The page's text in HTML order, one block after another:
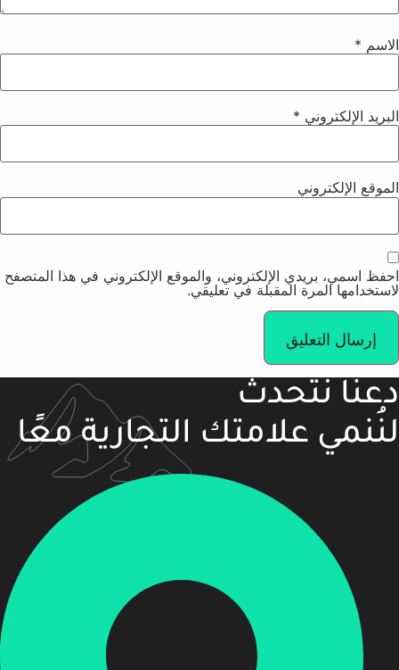
الاسم *
البريد الإلكتروني *
الموقع الإلكتروني
احفظ اسمي، بريدي الإلكتروني، والموقع الإلكتروني في هذا المتصفح
لاستخدامها المرة المقبلة في تعليقي.
دعنا نتحدث
لنُنمي علامتك التجارية معًا